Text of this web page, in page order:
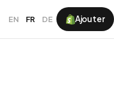
EN FR DE Ajouter